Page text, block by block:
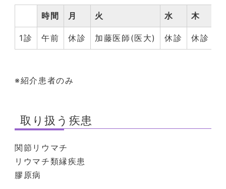
時間 月 火 水 木
1診 午前 休診 加藤医師(医大) 休診 休診
※紹介患者のみ
取り扱う疾患
関節リウマチ
リウマチ類縁疾患
膠原病